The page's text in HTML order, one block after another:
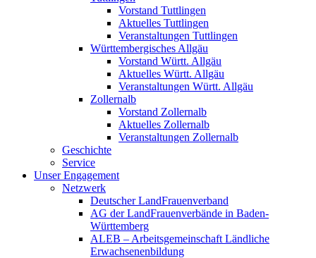
Vorstand Tuttlingen
Aktuelles Tuttlingen
Veranstaltungen Tuttlingen
Württembergisches Allgäu
Vorstand Württ. Allgäu
Aktuelles Württ. Allgäu
Veranstaltungen Württ. Allgäu
Zollernalb
Vorstand Zollernalb
Aktuelles Zollernalb
Veranstaltungen Zollernalb
Geschichte
Service
Unser Engagement
Netzwerk
Deutscher LandFrauenverband
AG der LandFrauenverbände in Baden-
Württemberg
ALEB – Arbeitsgemeinschaft Ländliche
Erwachsenenbildung